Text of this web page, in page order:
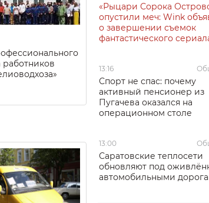
работников
«Рыцари Сорока
опустили меч: Wink
о завершении съемок
фантастического
13:16
Спорт не спас: почему
активный пенсионер из
Пугачева оказался на
операционном столе
13:00
Саратовские теплосети
обновляют под
автомобильными